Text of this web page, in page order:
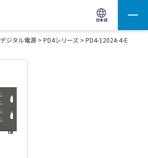
日本語
サイト内検索(Enterで実行)
デジタル電源 > PD4シリーズ > PD4-12024-4-E